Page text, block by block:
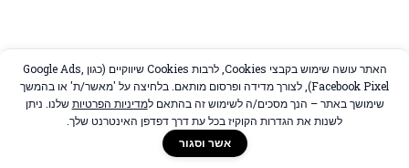
אשר וסגור
האתר עושה שימוש בקבצי Cookies, לרבות Cookies שיווקיים (כגון Google Ads,
Facebook Pixel), לצורך מדידה ופרסום מותאם. בלחיצה על 'מאשר/ת' או בהמשך
שימושך באתר – הנך מסכים/ה לשימוש זה בהתאם למדיניות הפרטיותשלנו. ניתן
לשנות את הגדרות הקוקיז בכל עת דרך דפדפן האינטרנט שלך.